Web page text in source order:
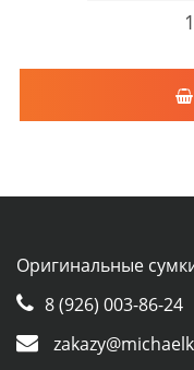
Оригинальные
8 (926) 003-86-24